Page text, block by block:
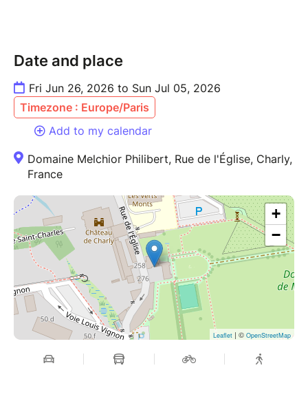
Date and place
Fri Jun 26, 2026 to Sun Jul 05, 2026
Timezone : Europe/Paris
Add to my calendar
Domaine Melchior Philibert, Rue de l'Église, Charly,
France
+
−
Leaflet | © OpenStreetMap